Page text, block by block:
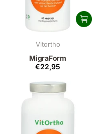
Vitortho
MigraForm
€22,95